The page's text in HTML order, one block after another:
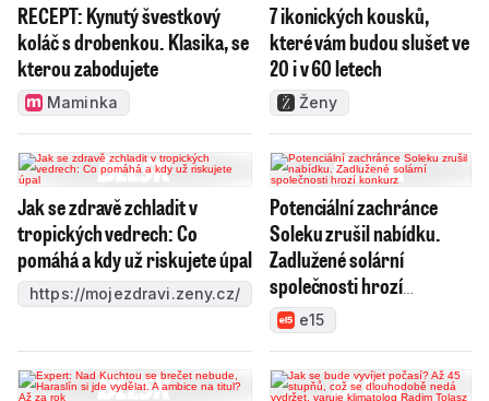
RECEPT: Kynutý švestkový
koláč s drobenkou. Klasika, se
kterou zabodujete
Maminka
7 ikonických kousků,
které vám budou slušet ve
20 i v 60 letech
Ženy
Jak se zdravě zchladit v
tropických vedrech: Co
pomáhá a kdy už riskujete úpal
https://mojezdravi.zeny.cz/
Potenciální zachránce
Soleku zrušil nabídku.
Zadlužené solární
společnosti hrozí
konkurz
e15